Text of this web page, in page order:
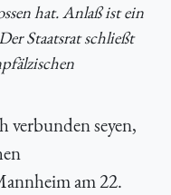
hat. Anlaß ist ein
Staatsrat schließt
seyen,
am 22.